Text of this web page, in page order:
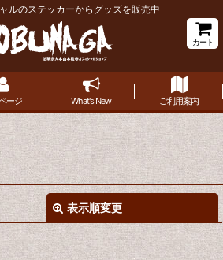
ルのステッカーからグッズを販売中
カート
ージ What's New ご利用案内
表示順変更